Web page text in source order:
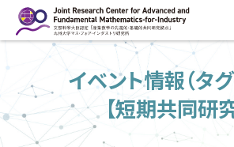
ン
へ
ス
HOME
概要
運営
イベント情報（タ
【短期共同研究